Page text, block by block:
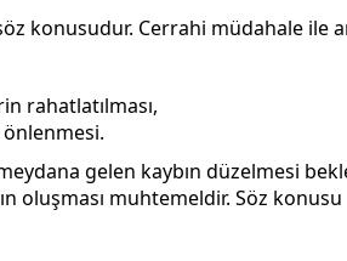
konusudur. Cerrahi müdahale ile
rahatlatılması,
gelen kaybın düzelmesi
oluşması muhtemeldir. Söz konusu